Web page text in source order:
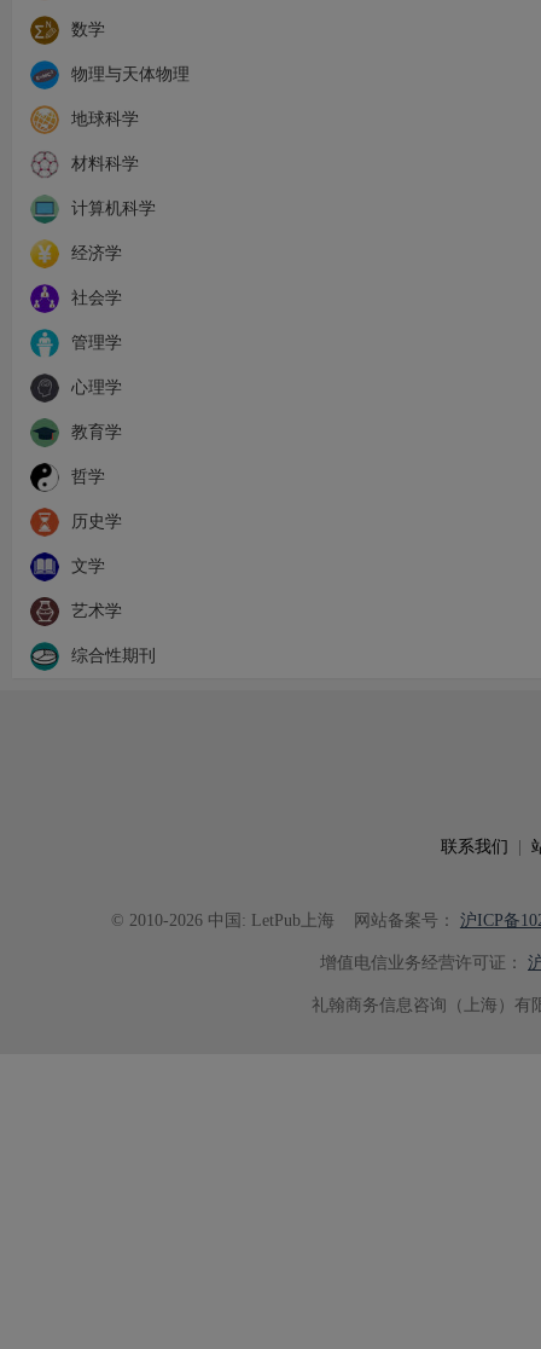
数学
物理与天体物理
地球科学
材料科学
计算机科学
经济学
社会学
管理学
心理学
教育学
哲学
历史学
文学
艺术学
综合性期刊
联系我们 |
© 2010-2026 中国: LetPub上海 网站备案号： 沪ICP备
增值电信业务经营许可证：
礼翰商务信息咨询（上海）